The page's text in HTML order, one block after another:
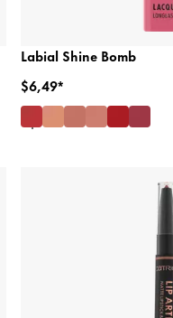
Labial Shine Bomb
$6,49*